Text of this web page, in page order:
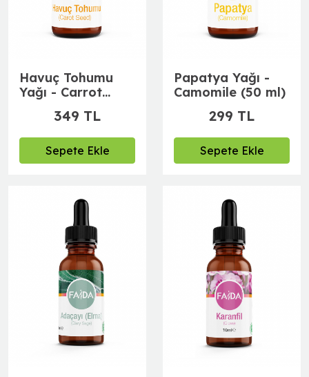
Havuç Tohumu
Yağı - Carrot
349 TL
Sepete Ekle
Papatya Yağı -
Camomile (50 ml)
299 TL
Sepete Ekle